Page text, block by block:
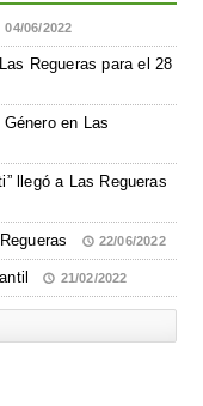
04/06/2022
Regueras para el 28
en Las
llegó a Las Regueras
22/06/2022
21/02/2022